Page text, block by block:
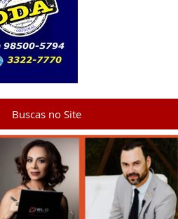
Buscas no Site